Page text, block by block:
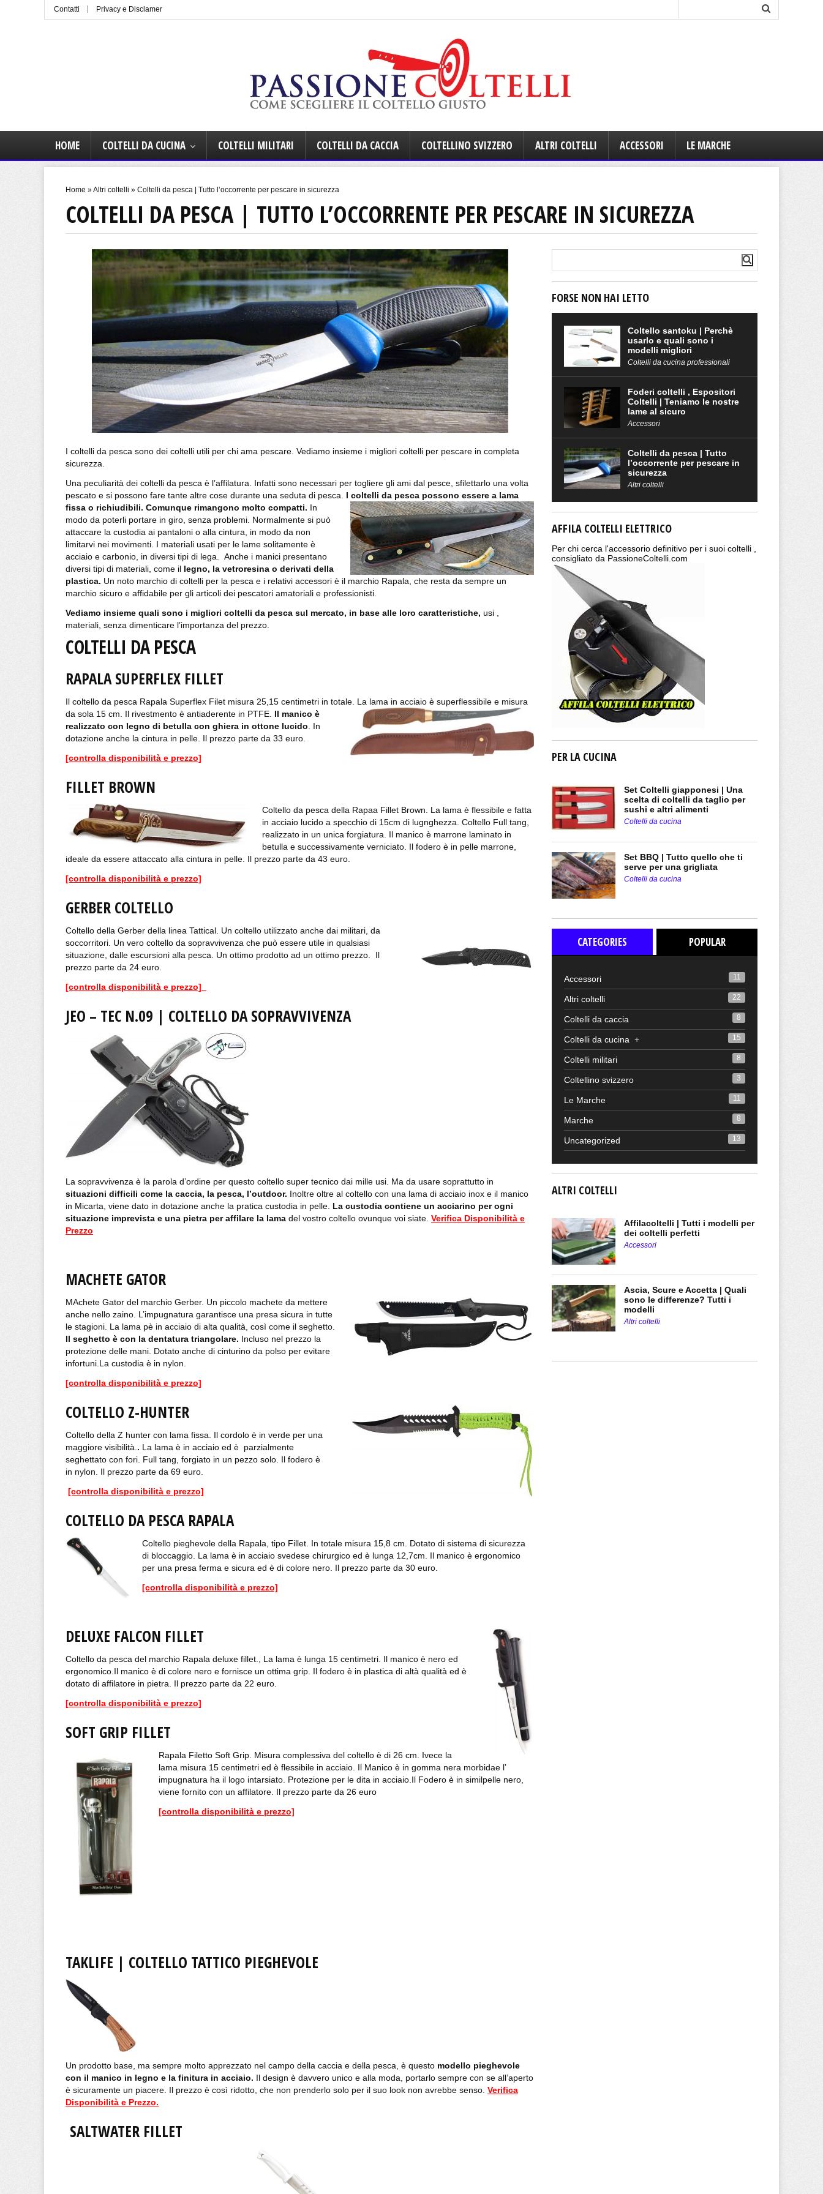
Contatti Privacy e Disclamer
HOME COLTELLI DA CUCINA COLTELLI MILITARI COLTELLI DA CACCIA COLTELLINO SVIZZERO ALTRI COLTELLI ACCESSORI LE MARCHE
Home »Altri coltelli » Coltelli da pesca | Tutto l’occorrente per pescare in sicurezza
COLTELLI DA PESCA | TUTTO L’OCCORRENTE PER PESCARE IN SICUREZZA
I coltelli da pesca sono dei coltelli utili per chi ama pescare. Vediamo insieme i migliori coltelli per pescare in completa
sicurezza.
Una peculiarità dei coltelli da pesca è l’affilatura. Infatti sono necessari per togliere gli ami dal pesce, sfilettarlo una volta
pescato e si possono fare tante altre cose durante una seduta di pesca. I coltelli da pesca possono essere a lama
fissa o richiudibili. Comunque rimangono molto compatti. In
modo da poterli portare in giro, senza problemi. Normalmente si può
attaccare la custodia ai pantaloni o alla cintura, in modo da non
limitarvi nei movimenti. I materiali usati per le lame solitamente è
acciaio e carbonio, in diversi tipi di lega. Anche i manici presentano
diversi tipi di materiali, come il legno, la vetroresina o derivati della
plastica. Un noto marchio di coltelli per la pesca e i relativi accessori è il marchio Rapala, che resta da sempre un
marchio sicuro e affidabile per gli articoli dei pescatori amatoriali e professionisti.
Vediamo insieme quali sono i migliori coltelli da pesca sul mercato, in base alle loro caratteristiche, usi ,
materiali, senza dimenticare l’importanza del prezzo.
COLTELLI DA PESCA
RAPALA SUPERFLEX FILLET
Il coltello da pesca Rapala Superflex Filet misura 25,15 centimetri in totale. La lama in acciaio è superflessibile e misura
da sola 15 cm. Il rivestmento è antiaderente in PTFE. Il manico è
realizzato con legno di betulla con ghiera in ottone lucido . In
dotazione anche la cintura in pelle. Il prezzo parte da 33 euro.
[controlla disponibilità e prezzo]
FILLET BROWN
Coltello da pesca della Rapaa Fillet Brown. La lama è flessibile e fatta
in acciaio lucido a specchio di 15cm di lugnghezza. Coltello Full tang,
realizzato in un unica forgiatura. Il manico è marrone laminato in
betulla e successivamente verniciato. Il fodero è in pelle marrone,
ideale da essere attaccato alla cintura in pelle. Il prezzo parte da 43 euro.
[controlla disponibilità e prezzo]
GERBER COLTELLO
Coltello della Gerber della linea Tattical. Un coltello utilizzato anche dai militari, da
soccorritori. Un vero coltello da sopravvivenza che può essere utile in qualsiasi
situazione, dalle escursioni alla pesca. Un ottimo prodotto ad un ottimo prezzo. Il
prezzo parte da 24 euro.
[controlla disponibilità e prezzo]
JEO – TEC N.09 | COLTELLO DA SOPRAVVIVENZA
La sopravvivenza è la parola d’ordine per questo coltello super tecnico dai mille usi. Ma da usare soprattutto in
situazioni difficili come la caccia, la pesca, l’outdoor. Inoltre oltre al coltello con una lama di acciaio inox e il manico
in Micarta, viene dato in dotazione anche la pratica custodia in pelle. La custodia contiene un acciarino per ogni
situazione imprevista e una pietra per affilare la lama del vostro coltello ovunque voi siate. Verifica Disponibilità e
Prezzo
MACHETE GATOR
MAchete Gator del marchio Gerber. Un piccolo machete da mettere
anche nello zaino. L’impugnatura garantisce una presa sicura in tutte
le stagioni. La lama pè in acciaio di alta qualità, così come il seghetto.
Il seghetto è con la dentatura triangolare. Incluso nel prezzo la
protezione delle mani. Dotato anche di cinturino da polso per evitare
infortuni.La custodia è in nylon.
[controlla disponibilità e prezzo]
COLTELLO Z-HUNTER
Coltello della Z hunter con lama fissa. Il cordolo è in verde per una
maggiore visibilità. . La lama è in acciaio ed è parzialmente
seghettato con fori. Full tang, forgiato in un pezzo solo. Il fodero è
in nylon. Il prezzo parte da 69 euro.
[controlla disponibilità e prezzo]
COLTELLO DA PESCA RAPALA
Coltello pieghevole della Rapala, tipo Fillet. In totale misura 15,8 cm. Dotato di sistema di sicurezza
di bloccaggio. La lama è in acciaio svedese chirurgico ed è lunga 12,7cm. Il manico è ergonomico
per una presa ferma e sicura ed è di colore nero. Il prezzo parte da 30 euro.
[controlla disponibilità e prezzo]
DELUXE FALCON FILLET
Coltello da pesca del marchio Rapala deluxe fillet., La lama è lunga 15 centimetri. Il manico è nero ed
ergonomico.Il manico è di colore nero e fornisce un ottima grip. Il fodero è in plastica di altà qualità ed è
dotato di affilatore in pietra. Il prezzo parte da 22 euro.
[controlla disponibilità e prezzo]
SOFT GRIP FILLET
Rapala Filetto Soft Grip. Misura complessiva del coltello è di 26 cm. Ivece la
lama misura 15 centimetri ed è flessibile in acciaio. Il Manico è in gomma nera morbidae l’
impugnatura ha il logo intarsiato. Protezione per le dita in acciaio.Il Fodero è in similpelle nero,
viene fornito con un affilatore. Il prezzo parte da 26 euro
[controlla disponibilità e prezzo]
TAKLIFE | COLTELLO TATTICO PIEGHEVOLE
Un prodotto base, ma sempre molto apprezzato nel campo della caccia e della pesca, è questo modello pieghevole
con il manico in legno e la finitura in acciaio. Il design è davvero unico e alla moda, portarlo sempre con se all’aperto
è sicuramente un piacere. Il prezzo è così ridotto, che non prenderlo solo per il suo look non avrebbe senso. Verifica
Disponibilità e Prezzo.
SALTWATER FILLET
FORSE NON HAI LETTO
Coltello santoku | Perchè
usarlo e quali sono i
modelli migliori
Coltelli da cucina professionali
Foderi coltelli , Espositori
Coltelli | Teniamo le nostre
lame al sicuro
Accessori
Coltelli da pesca | Tutto
l’occorrente per pescare in
sicurezza
Altri coltelli
AFFILA COLTELLI ELETTRICO
Per chi cerca l'accessorio definitivo per i suoi coltelli ,
consigliato da PassioneColtelli.com
PER LA CUCINA
Set Coltelli giapponesi | Una
scelta di coltelli da taglio per
sushi e altri alimenti
Coltelli da cucina
Set BBQ | Tutto quello che ti
serve per una grigliata
Coltelli da cucina
CATEGORIES POPULAR
Accessori 11
Altri coltelli 22
Coltelli da caccia 8
Coltelli da cucina + 15
Coltelli militari 8
Coltellino svizzero 3
Le Marche 11
Marche 8
Uncategorized 13
ALTRI COLTELLI
Affilacoltelli | Tutti i modelli per
dei coltelli perfetti
Accessori
Ascia, Scure e Accetta | Quali
sono le differenze? Tutti i
modelli
Altri coltelli